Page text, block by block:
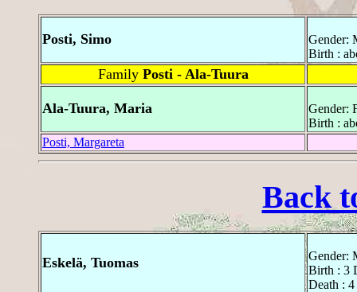
Posti, Simo
Gender:
Birth :
Family Posti - Ala-Tuura
Ala-Tuura, Maria
Gender:
Birth :
Posti, Margareta
Back
Eskelä, Tuomas
Gender:
Birth : 3
Death :